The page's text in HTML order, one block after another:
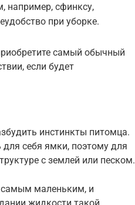
например, сфинксу,
при уборке.
самый обычный
если будет
инстинкты питомца.
себя ямки, поэтому для
с землей или песком.
маленьким, и
жидкости такой